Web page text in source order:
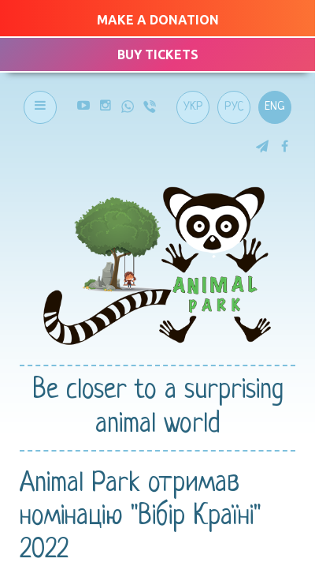
MAKE A DONATION
BUY TICKETS
ENG
РУС
УКР
Be closerto a surprising
animal world
Animal Park отримав
номінацію "Вібір Країні"
2022